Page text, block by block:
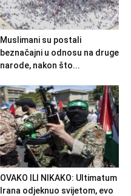
Muslimani su postali
beznačajni u odnosu na druge
narode, nakon što...
OVAKO ILI NIKAKO: Ultimatum
Irana odjeknuo svijetom, evo